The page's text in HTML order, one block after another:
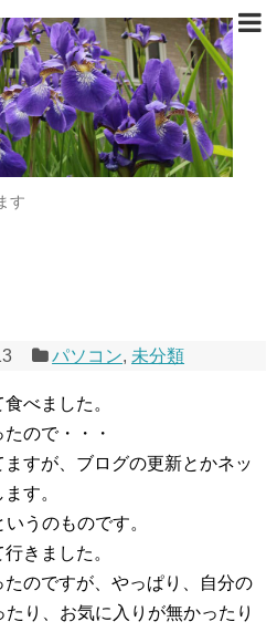
す
パソコン, 未分類
べました。
ので・・・
すが、ブログの更新とかネッ
す。
うのものです。
きました。
のですが、やっぱり、自分の
り、お気に入りが無かったり